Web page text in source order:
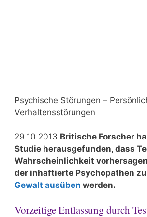
Psychische Störungen –
Verhaltensstörungen
29.10.2013 Britische Forscher
Studie herausgefunden, dass
Wahrscheinlichkeit
der inhaftierte Psychopathen
Gewalt ausüben werden.
Vorzeitige Entlassung durch